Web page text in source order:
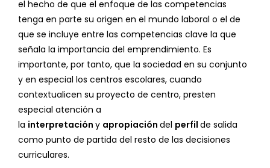
el hecho de que el enfoque de las competencias
tenga en parte su origen en el mundo laboral o el de
que se incluye entre las competencias clave la que
señala la importancia del emprendimiento. Es
importante, por tanto, que la sociedad en su conjunto
y en especial los centros escolares, cuando
contextualicen su proyecto de centro, presten
especial atención a
la interpretación y apropiación del perfil de salida
como punto de partida del resto de las decisiones
curriculares.